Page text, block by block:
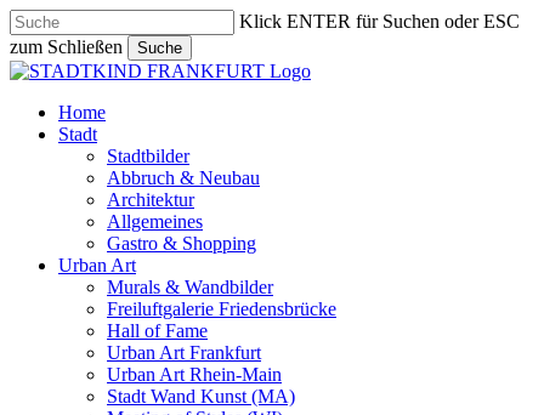
Skip
to
main
content
Klick ENTER für Suchen oder ESC
zum Schließen
Suche
Close
search
Menu
Home
Stadt
Stadtbilder
Abbruch & Neubau
Architektur
Allgemeines
Gastro & Shopping
Urban Art
Murals & Wandbilder
Freiluftgalerie Friedensbrücke
Hall of Fame
Urban Art Frankfurt
Urban Art Rhein-Main
Stadt Wand Kunst (MA)